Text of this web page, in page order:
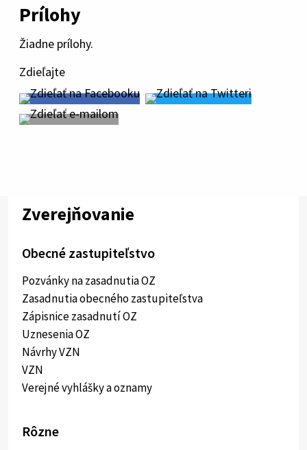
Prílohy
Žiadne prílohy.
Zdieľajte
Zverejňovanie
Obecné zastupiteľstvo
Pozvánky na zasadnutia OZ
Zasadnutia obecného zastupiteľstva
Zápisnice zasadnutí OZ
Uznesenia OZ
Návrhy VZN
VZN
Verejné vyhlášky a oznamy
Rôzne